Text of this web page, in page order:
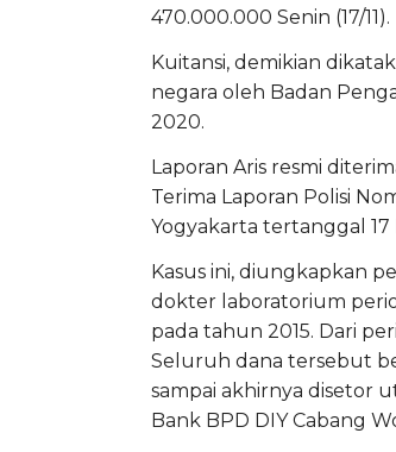
470.000.000 Senin (17/11).
Kuitansi, demikian
negara oleh Badan
2020.
Laporan Aris resmi
Terima Laporan Polisi
Yogyakarta tertanggal
Kasus ini, diungkapkan
dokter laboratorium
pada tahun 2015. Dari
Seluruh dana tersebut
sampai akhirnya disetor
Bank BPD DIY Cabang